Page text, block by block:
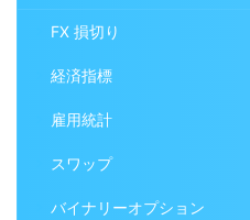
FX 損切り
経済指標
雇用統計
スワップ
バイナリーオプション